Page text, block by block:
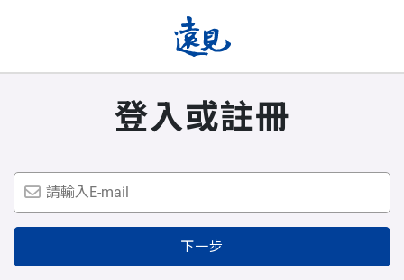
登入或註冊
下一步